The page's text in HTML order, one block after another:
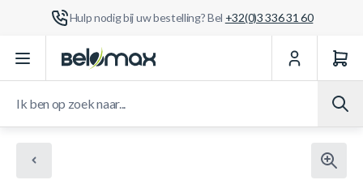
Hulp nodig bij uw bestelling? Bel +32(0)3 336 31 60
Ga naar de inhoud